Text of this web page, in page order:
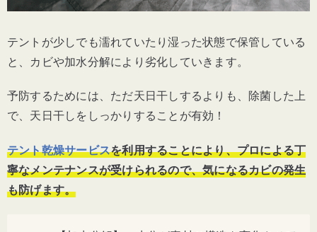
テントが少しでも濡れていたり湿った状態で保管している
と、カビや加水分解により劣化していきます。
予防するためには、ただ天日干しするよりも、除菌した上
で、天日干しをしっかりすることが有効！
テント乾燥サービスを利用することにより、プロによる丁
寧なメンテナンスが受けられるので、気になるカビの発生
も防げます。